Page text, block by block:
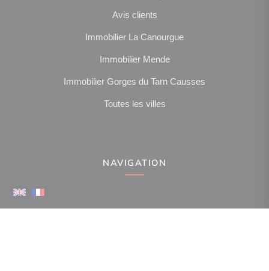
Avis clients
Immobilier La Canourgue
Immobilier Mende
Immobilier Gorges du Tarn Causses
Toutes les villes
NAVIGATION